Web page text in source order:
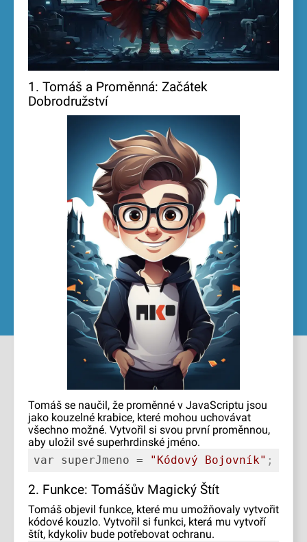
1. Tomáš a Proměnná: Začátek
Dobrodružství
Tomáš se naučil, že proměnné v JavaScriptu jsou
jako kouzelné krabice, které mohou uchovávat
všechno možné. Vytvořil si svou první proměnnou,
aby uložil své superhrdinské jméno.
var superJmeno = "Kódový Bojovník" ;
2. Funkce: Tomášův Magický Štít
Tomáš objevil funkce, které mu umožňovaly vytvořit
kódové kouzlo. Vytvořil si funkci, která mu vytvoří
štít, kdykoliv bude potřebovat ochranu.